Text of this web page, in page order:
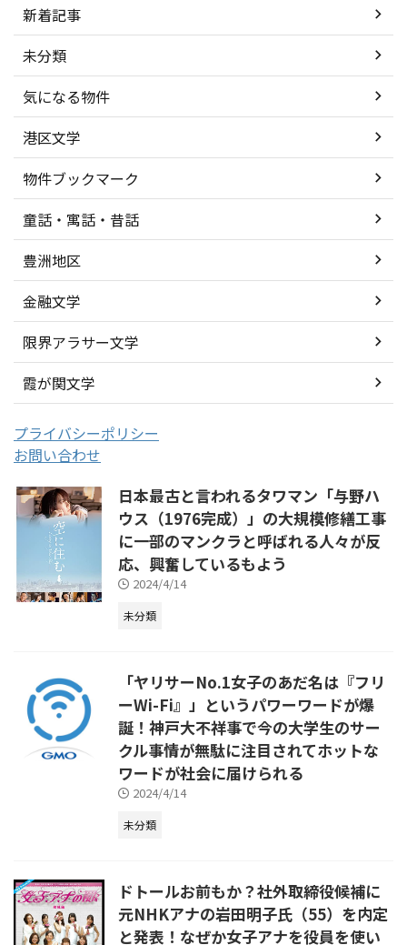
新着記事
未分類
気になる物件
港区文学
物件ブックマーク
童話・寓話・昔話
豊洲地区
金融文学
限界アラサー文学
霞が関文学
プライバシーポリシー
お問い合わせ
日本最古と言われるタワマン「与野ハ
ウス（1976完成）」の大規模修繕工事
に一部のマンクラと呼ばれる人々が反
応、興奮しているもよう
2024/4/14
未分類
「ヤリサーNo.1女子のあだ名は『フリ
ーWi-Fi』」というパワーワードが爆
誕！神戸大不祥事で今の大学生のサー
クル事情が無駄に注目されてホットな
ワードが社会に届けられる
2024/4/14
未分類
ドトールお前もか？社外取締役候補に
元NHKアナの岩田明子氏（55）を内定
と発表！なぜか女子アナを役員を使い